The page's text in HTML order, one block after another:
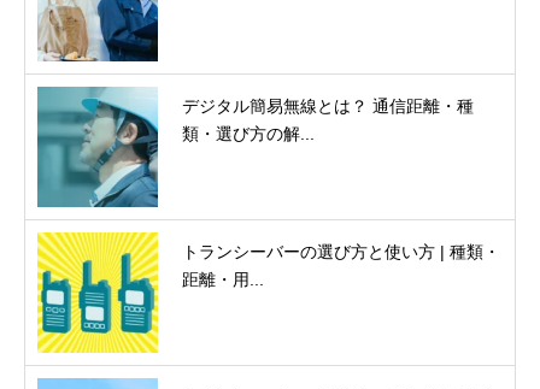
デジタル簡易無線とは？ 通信距離・種
類・選び方の解...
トランシーバーの選び方と使い方 | 種類・
距離・用...